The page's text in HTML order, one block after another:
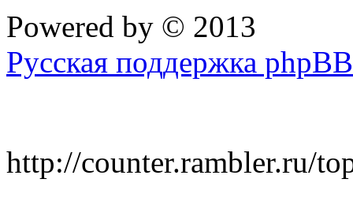
Powered by © 2013
Русская поддержка phpBB
http://counter.rambler.ru/